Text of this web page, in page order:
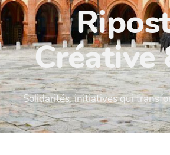
Créative
Solidarités, initiatives qui